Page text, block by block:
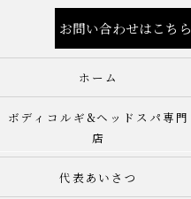
お問い合わせはこちら
ホーム
ボディコルギ&ヘッドスパ専門
店
代表あいさつ